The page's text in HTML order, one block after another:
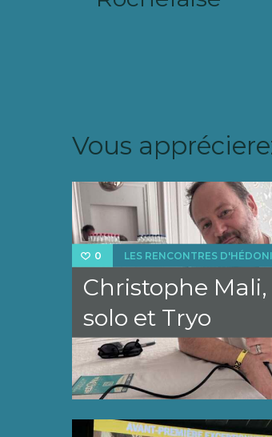
Vous
0 LES RENCONTRES
Christophe
solo et Tryo